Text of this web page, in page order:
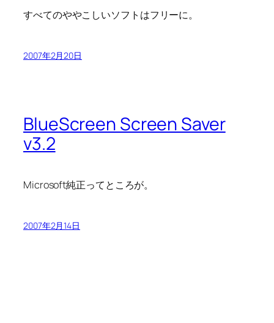
すべてのややこしいソフトはフリーに。
2007年2月20日
BlueScreen Screen Saver
v3.2
Microsoft純正ってところが。
2007年2月14日